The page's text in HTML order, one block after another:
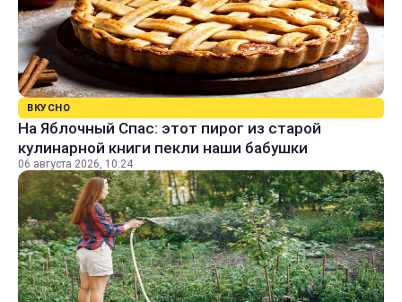
ВКУСНО
На Яблочный Спас: этот пирог из старой
кулинарной книги пекли наши бабушки
06 августа 2026, 10:24